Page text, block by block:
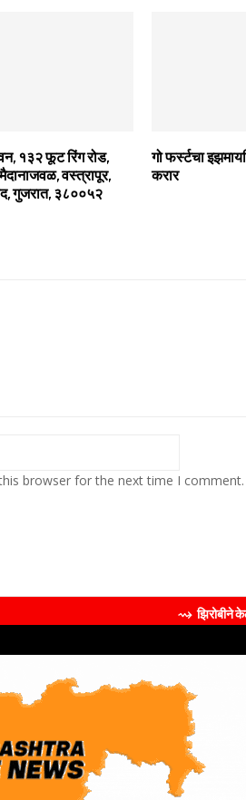
१३२ फूट रिंग रोड,
मैदानाजवळ, वस्त्रापूर,
गुजरात, ३८००५२
गो फर्स्टचा
करार
browser for the next time I comment.
⇝ झिरोबीने केली मिलिंद सोमण